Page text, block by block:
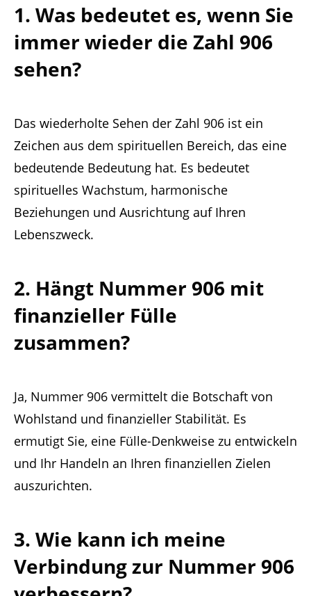
1. Was bedeutet es, wenn Sie
immer wieder die Zahl 906
sehen?
Das wiederholte Sehen der Zahl 906 ist ein
Zeichen aus dem spirituellen Bereich, das eine
bedeutende Bedeutung hat. Es bedeutet
spirituelles Wachstum, harmonische
Beziehungen und Ausrichtung auf Ihren
Lebenszweck.
2. Hängt Nummer 906 mit
finanzieller Fülle
zusammen?
Ja, Nummer 906 vermittelt die Botschaft von
Wohlstand und finanzieller Stabilität. Es
ermutigt Sie, eine Fülle-Denkweise zu entwickeln
und Ihr Handeln an Ihren finanziellen Zielen
auszurichten.
3. Wie kann ich meine
Verbindung zur Nummer 906